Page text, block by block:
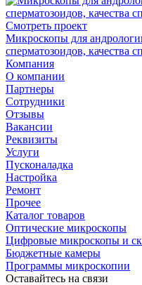
Смотреть проект
Микроскопы для
сперматозоидов, качества
Компания
О компании
Партнеры
Сотрудники
Отзывы
Вакансии
Реквизиты
Услуги
Пусконаладка
Настройка
Ремонт
Прочее
Каталог товаров
Оптические микроскопы
Цифровые микроскопы и
Бюджетные камеры
Программы микроскопии
Оставайтесь на связи